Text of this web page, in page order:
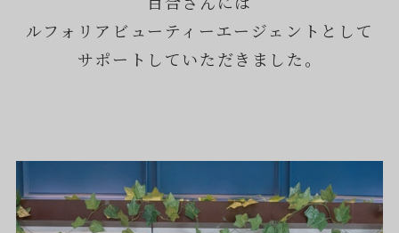
ルフォリアビューティーエージェントとして
サポートしていただきました。